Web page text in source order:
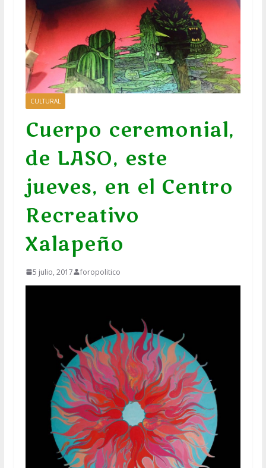
CULTURAL
Cuerpo ceremonial,
de LASO, este
jueves, en el Centro
Recreativo
Xalapeño
5 julio, 2017 foropolitico